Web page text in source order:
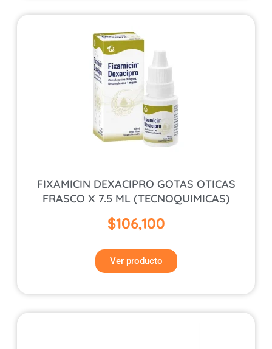
FIXAMICIN DEXACIPRO GOTAS OTICAS
FRASCO X 7.5 ML (TECNOQUIMICAS)
$106,100
Ver producto